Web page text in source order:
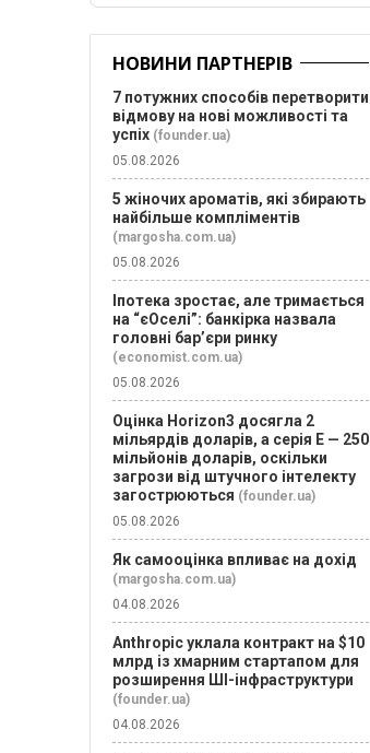
НОВИНИ ПАРТНЕРІВ
7 потужних способів перетворити
відмову на нові можливості та
успіх (founder.ua)
05.08.2026
5 жіночих ароматів, які збирають
найбільше компліментів
(margosha.com.ua)
05.08.2026
Іпотека зростає, але тримається
на “єОселі”: банкірка назвала
головні бар’єри ринку
(economist.com.ua)
05.08.2026
Оцінка Horizon3 досягла 2
мільярдів доларів, а серія E — 250
мільйонів доларів, оскільки
загрози від штучного інтелекту
загострюються (founder.ua)
05.08.2026
Як самооцінка впливає на дохід
(margosha.com.ua)
04.08.2026
Anthropic уклала контракт на $10
млрд із хмарним стартапом для
розширення ШІ-інфраструктури
(founder.ua)
04.08.2026